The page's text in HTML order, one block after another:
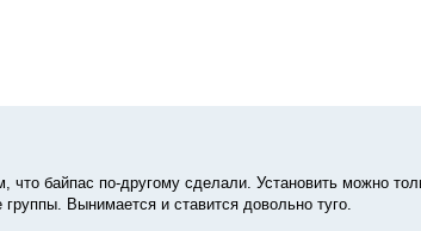
байпас по-другому сделали. Установить можно
Вынимается и ставится довольно туго.